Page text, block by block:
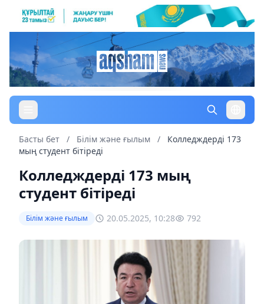
Басты бет / Білім және ғылым /
Колледждерді 173
мың студент бітіреді
Колледждерді 173 мың
студент бітіреді
Білім және ғылым 20.05.2025, 10:28 792